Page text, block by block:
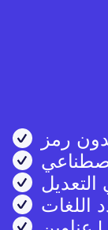
رمز
اللغات